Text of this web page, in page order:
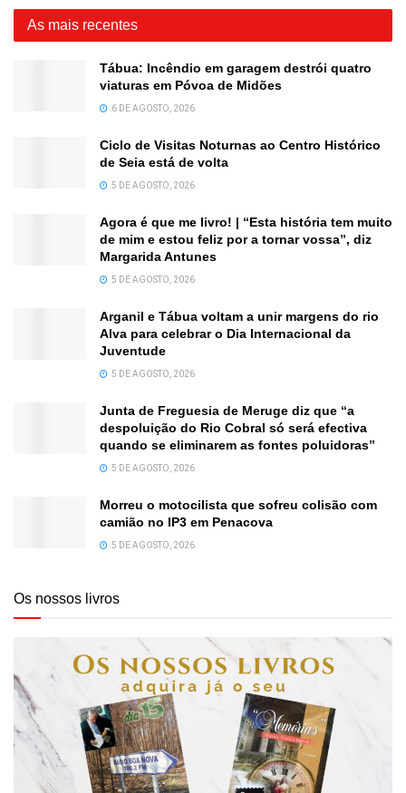
As mais recentes
Tábua: Incêndio em garagem destrói quatro
viaturas em Póvoa de Midões
6 DE AGOSTO, 2026
Ciclo de Visitas Noturnas ao Centro Histórico
de Seia está de volta
5 DE AGOSTO, 2026
Agora é que me livro! | “Esta história tem muito
de mim e estou feliz por a tornar vossa”, diz
Margarida Antunes
5 DE AGOSTO, 2026
Arganil e Tábua voltam a unir margens do rio
Alva para celebrar o Dia Internacional da
Juventude
5 DE AGOSTO, 2026
Junta de Freguesia de Meruge diz que “a
despoluição do Rio Cobral só será efectiva
quando se eliminarem as fontes poluidoras”
5 DE AGOSTO, 2026
Morreu o motocilista que sofreu colisão com
camião no IP3 em Penacova
5 DE AGOSTO, 2026
Os nossos livros